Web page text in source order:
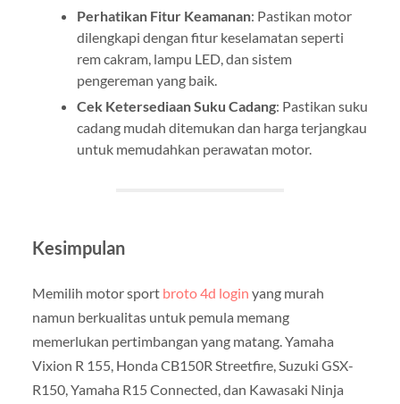
Perhatikan Fitur Keamanan: Pastikan motor
dilengkapi dengan fitur keselamatan seperti
rem cakram, lampu LED, dan sistem
pengereman yang baik.
Cek Ketersediaan Suku Cadang: Pastikan suku
cadang mudah ditemukan dan harga terjangkau
untuk memudahkan perawatan motor.
Kesimpulan
Memilih motor sport broto 4d login yang murah
namun berkualitas untuk pemula memang
memerlukan pertimbangan yang matang. Yamaha
Vixion R 155, Honda CB150R Streetfire, Suzuki GSX-
R150, Yamaha R15 Connected, dan Kawasaki Ninja